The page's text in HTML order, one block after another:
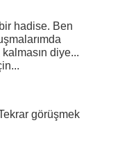
hadise. Ben
diye...
görüşmek